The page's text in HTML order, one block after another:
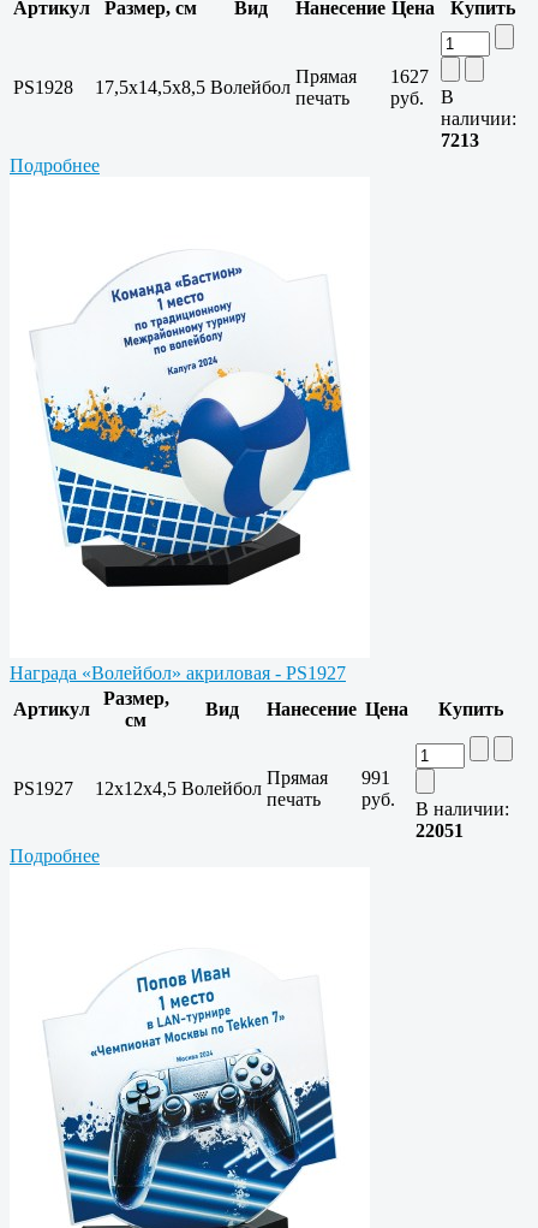
Артикул
Размер, см Вид Нанесение Цена Купить
PS1928 17,5х14,5х8,5 Волейбол
Прямая
печать
1627
руб.
В
наличии:
7213
Подробнее
Награда «Волейбол» акриловая - PS1927
Артикул
Размер,
см
Вид Нанесение Цена Купить
PS1927 12х12х4,5 Волейбол
Прямая
печать
991
руб.
В наличии:
22051
Подробнее